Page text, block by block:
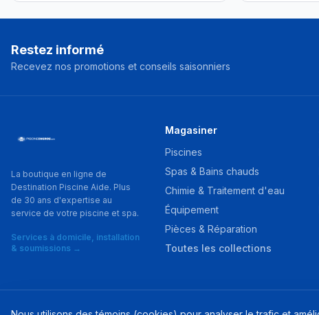
Restez informé
Recevez nos promotions et conseils saisonniers
La boutique en ligne de
Destination Piscine Aide. Plus
de 30 ans d'expertise au
service de votre piscine et spa.
Services à domicile, installation
& soumissions →
Magasiner
Piscines
Spas & Bains chauds
Chimie & Traitement d'eau
Équipement
Pièces & Réparation
Toutes les collections